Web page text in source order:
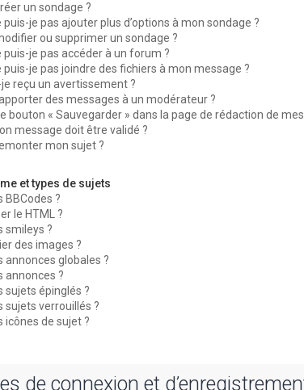
un sondage ?
puis-je pas ajouter plus d’options à mon sondage ?
ou supprimer un sondage ?
puis-je pas accéder à un forum ?
puis-je pas joindre des fichiers à mon message ?
reçu un avertissement ?
des messages à un modérateur ?
bouton « Sauvegarder » dans la page de rédaction de
message doit être validé ?
mon sujet ?
et types de sujets
BBCodes ?
le HTML ?
smileys ?
des images ?
annonces globales ?
annonces ?
sujets épinglés ?
sujets verrouillés ?
icônes de sujet ?
de connexion et